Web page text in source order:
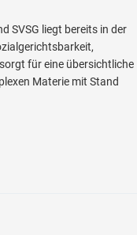
SVSG liegt bereits in der
für eine übersichtliche
Materie mit Stand